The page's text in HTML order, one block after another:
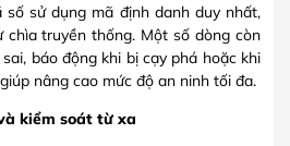
sử dụng mã định danh duy nhất,
chìa truyền thống. Một số dòng còn
báo động khi bị cạy phá hoặc khi
nâng cao mức độ an ninh tối đa.
kiểm soát từ xa